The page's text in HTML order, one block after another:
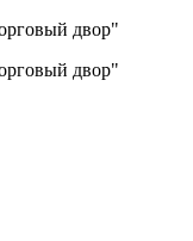
двор"
двор"